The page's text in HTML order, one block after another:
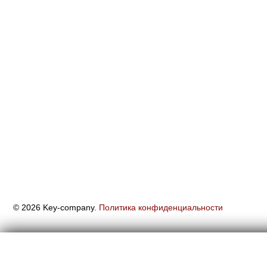
© 2026 Key-company. Политика конфиденциальности